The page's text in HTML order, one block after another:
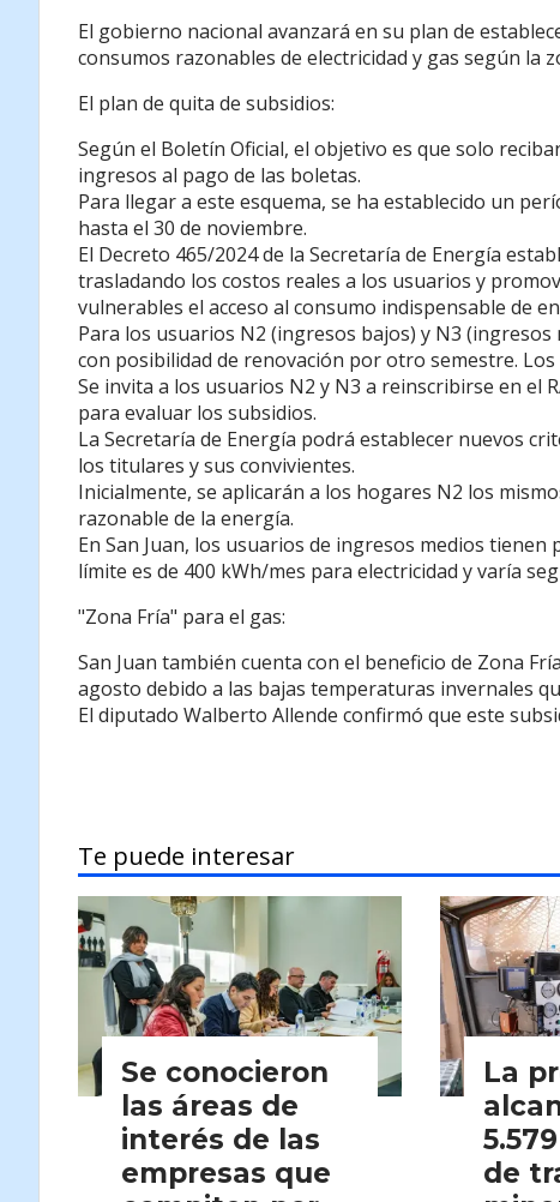
El gobierno nacional avanzará en su plan de
consumos razonables de electricidad y gas según la
El plan de quita de subsidios:
Según el Boletín Oficial, el objetivo es que solo
ingresos al pago de las boletas.
Para llegar a este esquema, se ha establecido un
hasta el 30 de noviembre.
El Decreto 465/2024 de la Secretaría de Energía
trasladando los costos reales a los usuarios y
vulnerables el acceso al consumo indispensable de
Para los usuarios N2 (ingresos bajos) y N3
con posibilidad de renovación por otro semestre.
Se invita a los usuarios N2 y N3 a reinscribirse en el
para evaluar los subsidios.
La Secretaría de Energía podrá establecer nuevos
los titulares y sus convivientes.
Inicialmente, se aplicarán a los hogares N2 los
razonable de la energía.
En San Juan, los usuarios de ingresos medios
límite es de 400 kWh/mes para electricidad y varía
"Zona Fría" para el gas:
San Juan también cuenta con el beneficio de Zona
agosto debido a las bajas temperaturas invernales
El diputado Walberto Allende confirmó que este
Te puede interesar
Se conocieron
las áreas de
interés de las
empresas que
La
de